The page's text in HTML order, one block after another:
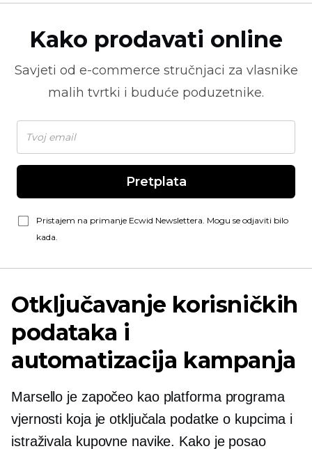
Kako prodavati online
Savjeti od e-commerce stručnjaci za vlasnike
malih tvrtki i buduće poduzetnike.
Pretplata
Pristajem na primanje Ecwid Newslettera. Mogu se odjaviti bilo
kada.
Otključavanje korisničkih
podataka i
automatizacija kampanja
Marsello je započeo kao platforma programa
vjernosti koja je otključala podatke o kupcima i
istraživala kupovne navike. Kako je posao